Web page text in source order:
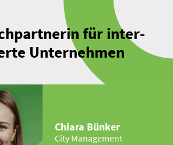
für inter­
Unter­nehmen
Chiara Bünker
City Management